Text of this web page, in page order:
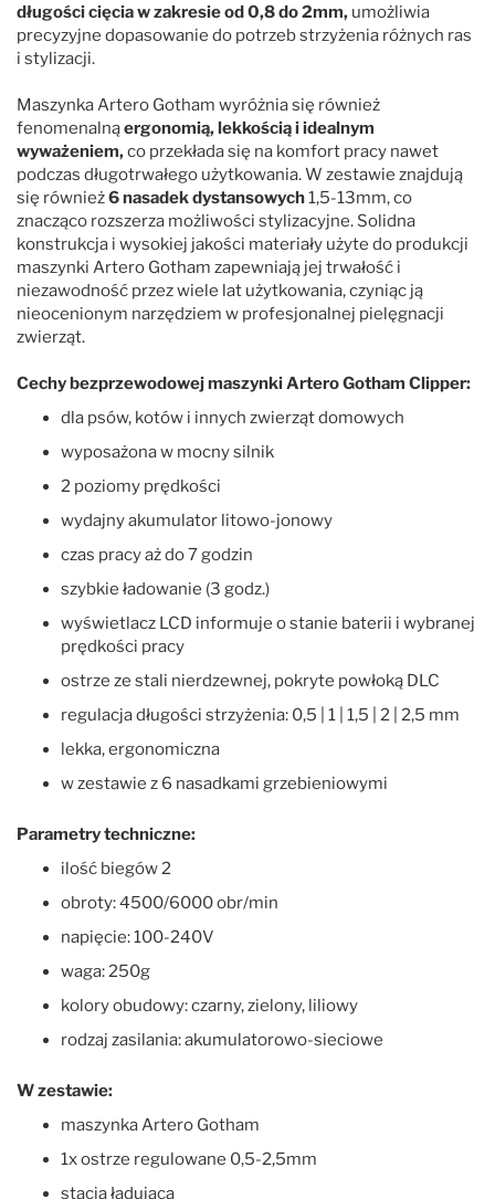
długości cięcia w zakresie od 0,8 do 2mm, umożliwia
precyzyjne dopasowanie do potrzeb strzyżenia różnych ras
i stylizacji.
Maszynka Artero Gotham wyróżnia się również
fenomenalnąergonomią, lekkością i idealnym
wyważeniem,co przekłada się na komfort pracy nawet
podczas długotrwałego użytkowania. W zestawie znajdują
się również6 nasadek dystansowych1,5-13mm, co
znacząco rozszerza możliwości stylizacyjne. Solidna
konstrukcja i wysokiej jakości materiały użyte do produkcji
maszynki Artero Gotham zapewniają jej trwałość i
niezawodność przez wiele lat użytkowania, czyniąc ją
nieocenionym narzędziem w profesjonalnej pielęgnacji
zwierząt.
Cechy bezprzewodowej maszynki Artero Gotham Clipper:
dla psów, kotów i innych zwierząt domowych
wyposażona w mocny silnik
2 poziomy prędkości
wydajny akumulator litowo-jonowy
czas pracy aż do 7 godzin
szybkie ładowanie (3 godz.)
wyświetlacz LCD informuje o stanie baterii i wybranej
prędkości pracy
ostrze ze stali nierdzewnej, pokryte powłoką DLC
regulacja długości strzyżenia: 0,5 | 1 | 1,5 | 2 | 2,5 mm
lekka, ergonomiczna
w zestawie z 6 nasadkami grzebieniowymi
Parametry techniczne:
ilość biegów 2
obroty: 4500/6000 obr/min
napięcie: 100-240V
waga: 250g
kolory obudowy: czarny, zielony, liliowy
rodzaj zasilania: akumulatorowo-sieciowe
W zestawie:
maszynka Artero Gotham
1x ostrze regulowane 0,5-2,5mm
stacja ładująca